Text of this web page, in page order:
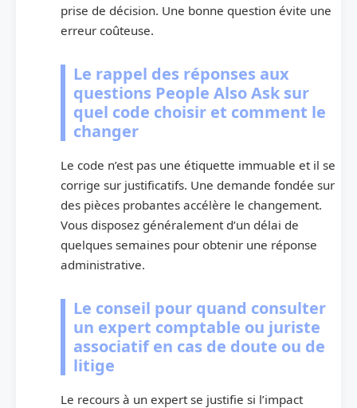
prise de décision. Une bonne question évite une
erreur coûteuse.
Le rappel des réponses aux
questions People Also Ask sur
quel code choisir et comment le
changer
Le code n’est pas une étiquette immuable et il se
corrige sur justificatifs. Une demande fondée sur
des pièces probantes accélère le changement.
Vous disposez généralement d’un délai de
quelques semaines pour obtenir une réponse
administrative.
Le conseil pour quand consulter
un expert comptable ou juriste
associatif en cas de doute ou de
litige
Le recours à un expert se justifie si l’impact